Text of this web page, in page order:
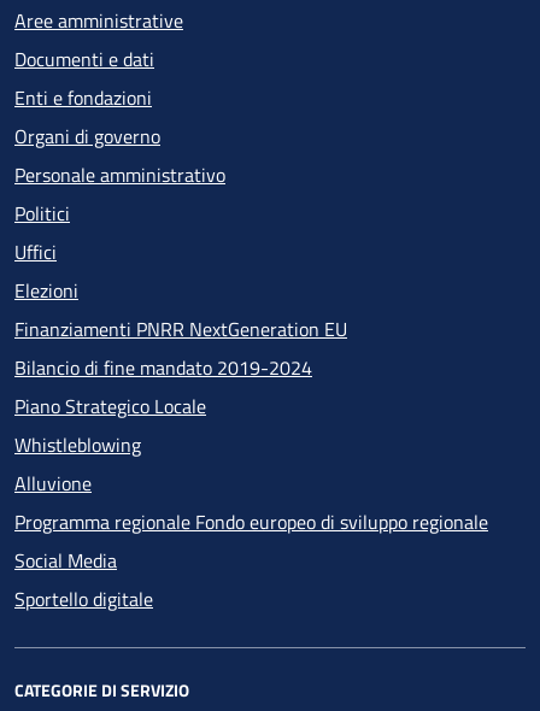
Aree amministrative
Documenti e dati
Enti e fondazioni
Organi di governo
Personale amministrativo
Politici
Uffici
Elezioni
Finanziamenti PNRR NextGeneration EU
Bilancio di fine mandato 2019-2024
Piano Strategico Locale
Whistleblowing
Alluvione
Programma regionale Fondo europeo di sviluppo regionale
Social Media
Sportello digitale
CATEGORIE DI SERVIZIO